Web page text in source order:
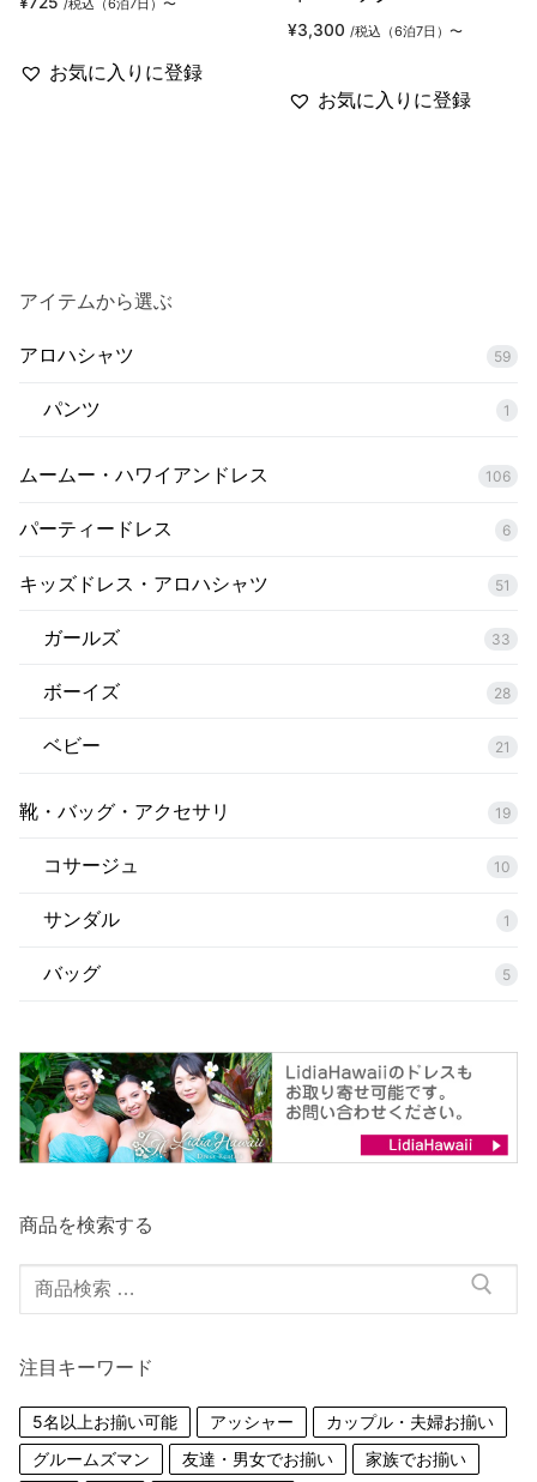
/税込（6泊7日）〜
お気に入りに登録
¥3,300 /税込（6泊7日）〜
お気に入りに登録
アイテムから選ぶ
アロハシャツ 59
パンツ 1
ムームー・ハワイアンドレス 106
パーティードレス 6
キッズドレス・アロハシャツ 51
ガールズ 33
ボーイズ 28
ベビー 21
靴・バッグ・アクセサリ 19
コサージュ 10
サンダル 1
バッグ 5
商品を検索する
検
索
象:
注目キーワード
5名以上お揃い可能 アッシャー
カップル・夫婦お揃い
グルームズマン
友達・男女でお揃い
家族でお揃い